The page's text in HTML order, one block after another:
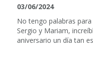
03/06/2024
No tengo palabras
Sergio y Mariam,
aniversario un día tan